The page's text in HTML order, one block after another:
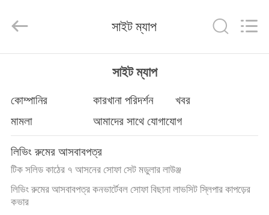
পণ্য
ভিডিও
VR
প্রদর্শন
Furniture
Rights
সাইট ম্যাপ
সাইট ম্যাপ
কোম্পানির কারখানা পরিদর্শন
খবর
মামলা
আমাদের সাথে যোগাযোগ
লিভিং রুমের আসবাবপত্র
টিক সলিড কাঠের ৭ আসনের সোফা সেট মডুলার লাউঞ্জ
লিভিং রুমের আসবাবপত্র কনভার্টেবল সোফা বিছানা লাভসিট স্লিপার কাপড়ের
কভার